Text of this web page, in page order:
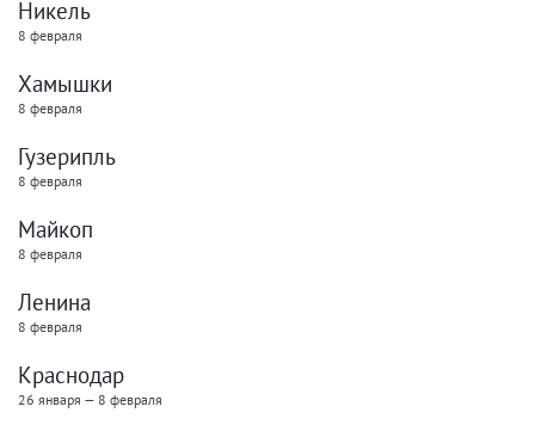
Никель
8 февраля
Хамышки
8 февраля
Гузерипль
8 февраля
Майкоп
8 февраля
Ленина
8 февраля
Краснодар
26 января — 8 февраля